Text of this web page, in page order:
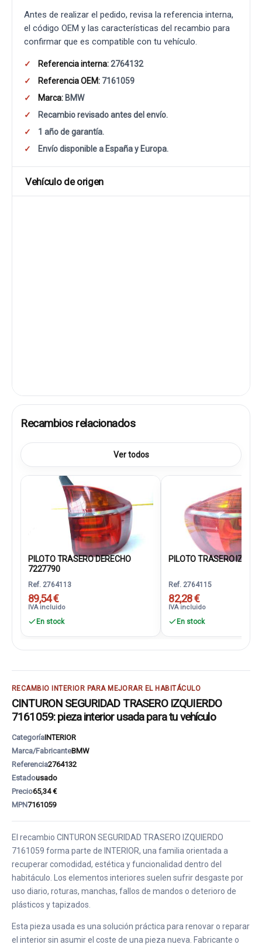
Antes de realizar el pedido, revisa la referencia interna,
el código OEM y las características del recambio para
confirmar que es compatible con tu vehículo.
Referencia interna:2764132
Referencia OEM: 7161059
Marca: BMW
Recambio revisado antes del envío.
1 año de garantía.
Envío disponible a España y Europa.
Vehículo de origen
Recambios relacionados
Ver todos
PILOTO TRASERO DERECHO
7227790
Ref. 2764113
89,54 €
IVA incluido
En stock
PILOTO TRASERO
Ref. 2764115
82,28 €
IVA incluido
En stock
RECAMBIO INTERIOR PARA MEJORAR EL HABITÁCULO
CINTURON SEGURIDAD TRASERO IZQUIERDO
7161059: pieza interior usada para tu vehículo
CategoríaINTERIOR
Marca/FabricanteBMW
Referencia2764132
Estadousado
Precio65,34 €
MPN7161059
El recambio CINTURON SEGURIDAD TRASERO IZQUIERDO
7161059 forma parte de INTERIOR, una familia orientada a
recuperar comodidad, estética y funcionalidad dentro del
habitáculo. Los elementos interiores suelen sufrir desgaste por
uso diario, roturas, manchas, fallos de mandos o deterioro de
plásticos y tapizados.
Esta pieza usada es una solución práctica para renovar o reparar
el interior sin asumir el coste de una pieza nueva. Fabricante o